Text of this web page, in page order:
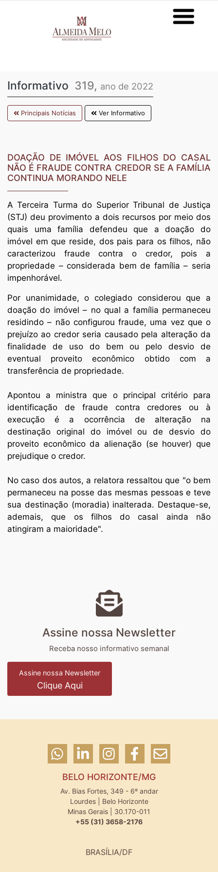
Informativo 319, ano de 2022
Principais Notícias Ver Informativo
DOAÇÃO DE IMÓVEL AOS FILHOS DO CASAL
NÃO É FRAUDE CONTRA CREDOR SE A FAMÍLIA
CONTINUA MORANDO NELE
A Terceira Turma do Superior Tribunal de Justiça
(STJ) deu provimento a dois recursos por meio dos
quais uma família defendeu que a doação do
imóvel em que reside, dos pais para os filhos, não
caracterizou fraude contra o credor, pois a
propriedade – considerada bem de família – seria
impenhorável.
Por unanimidade, o colegiado considerou que a
doação do imóvel – no qual a família permaneceu
residindo – não configurou fraude, uma vez que o
prejuízo ao credor seria causado pela alteração da
finalidade de uso do bem ou pelo desvio de
eventual proveito econômico obtido com a
transferência de propriedade.
Apontou a ministra que o principal critério para
identificação de fraude contra credores ou à
execução é a ocorrência de alteração na
destinação original do imóvel ou de desvio do
proveito econômico da alienação (se houver) que
prejudique o credor.
No caso dos autos, a relatora ressaltou que "o bem
permaneceu na posse das mesmas pessoas e teve
sua destinação (moradia) inalterada. Destaque-se,
ademais, que os filhos do casal ainda não
atingiram a maioridade".
Assine nossa Newsletter
Receba nosso informativo semanal
Assine nossa Newsletter
Clique Aqui
BELO HORIZONTE/MG
Av. Bias Fortes, 349 - 6º andar
Lourdes | Belo Horizonte
Minas Gerais | 30.170-011
+55 (31) 3658-2176
BRASÍLIA/DF